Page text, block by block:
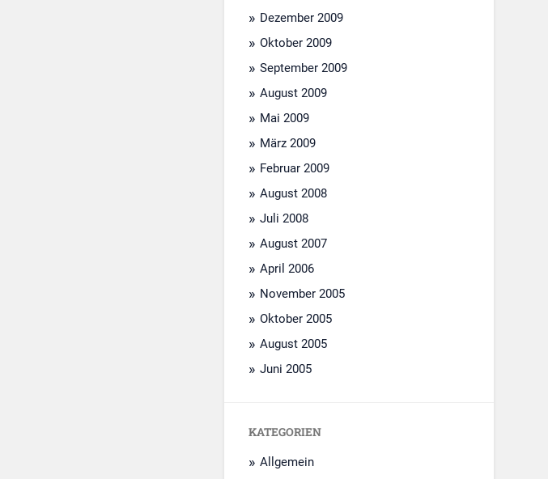
Dezember 2009
Oktober 2009
September 2009
August 2009
Mai 2009
März 2009
Februar 2009
August 2008
Juli 2008
August 2007
April 2006
November 2005
Oktober 2005
August 2005
Juni 2005
KATEGORIEN
Allgemein